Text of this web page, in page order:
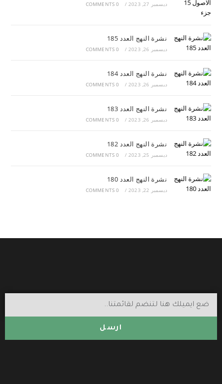
ديسمبر 27, 2023 /
0 COMMENTS
نشرة النهج العدد 185
ديسمبر 26, 2023 /
0 COMMENTS
نشرة النهج العدد 184
ديسمبر 26, 2023 /
0 COMMENTS
نشرة النهج العدد 183
ديسمبر 26, 2023 /
0 COMMENTS
نشرة النهج العدد 182
ديسمبر 25, 2023 /
0 COMMENTS
نشرة النهج العدد 180
ديسمبر 22, 2023 /
0 COMMENTS
ارسل